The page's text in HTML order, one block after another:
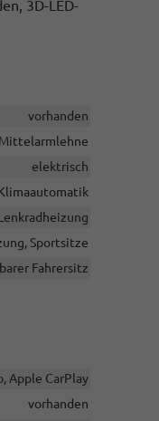
3D-LED-
vorhanden
Mittelarmlehne
elektrisch
Sportsitze
Fahrersitz
Apple CarPlay
vorhanden